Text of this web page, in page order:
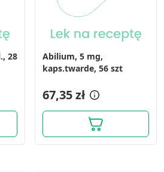
28
Abilium, 5 mg,
kaps.twarde, 56 szt
67,35 zł